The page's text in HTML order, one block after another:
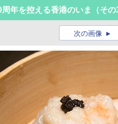
年を控える香港のいま（その3
次の画像